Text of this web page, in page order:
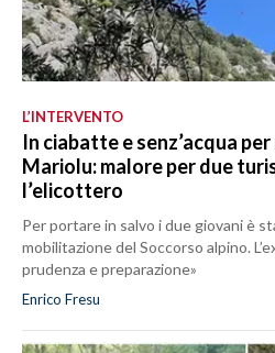
L’INTERVENTO
In ciabatte e senz’acqua
Mariolu: malore per due
l’elicottero
Per portare in salvo i due giovani è
mobilitazione del Soccorso alpino.
prudenza e preparazione»
Enrico Fresu